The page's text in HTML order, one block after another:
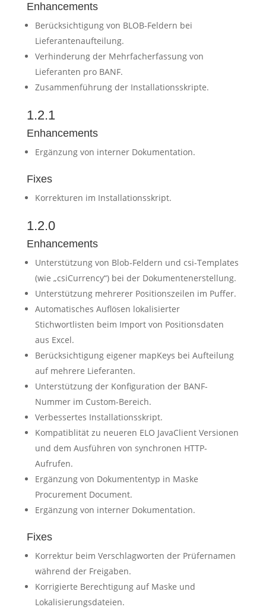
Enhancements
Berücksichtigung von BLOB-Feldern bei
Lieferantenaufteilung.
Verhinderung der Mehrfacherfassung von
Lieferanten pro BANF.
Zusammenführung der Installationsskripte.
1.2.1
Enhancements
Ergänzung von interner Dokumentation.
Fixes
Korrekturen im Installationsskript.
1.2.0
Enhancements
Unterstützung von Blob-Feldern und csi-Templates
(wie „csiCurrency“) bei der Dokumentenerstellung.
Unterstützung mehrerer Positionszeilen im Puffer.
Automatisches Auflösen lokalisierter
Stichwortlisten beim Import von Positionsdaten
aus Excel.
Berücksichtigung eigener mapKeys bei Aufteilung
auf mehrere Lieferanten.
Unterstützung der Konfiguration der BANF-
Nummer im Custom-Bereich.
Verbessertes Installationsskript.
Kompatiblität zu neueren ELO JavaClient Versionen
und dem Ausführen von synchronen HTTP-
Aufrufen.
Ergänzung von Dokumententyp in Maske
Procurement Document.
Ergänzung von interner Dokumentation.
Fixes
Korrektur beim Verschlagworten der Prüfernamen
während der Freigaben.
Korrigierte Berechtigung auf Maske und
Lokalisierungsdateien.